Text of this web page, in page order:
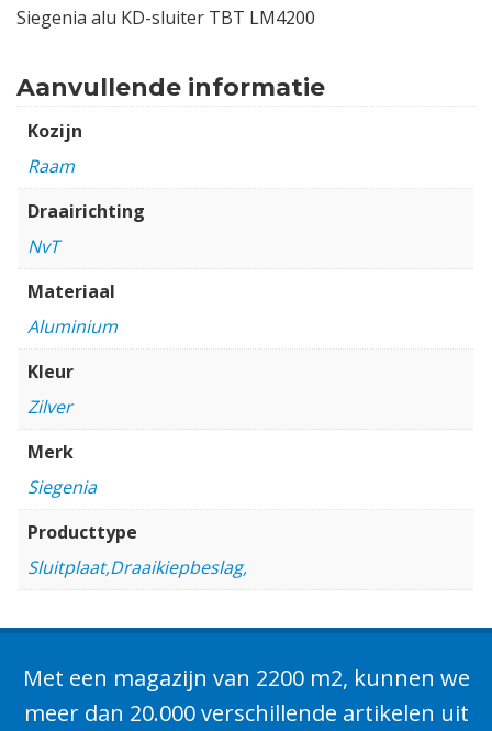
Siegenia alu KD-sluiter TBT LM4200
Aanvullende informatie
Kozijn
Raam
Draairichting
NvT
Materiaal
Aluminium
Kleur
Zilver
Merk
Siegenia
Producttype
Sluitplaat,Draaikiepbeslag,
Met een magazijn van 2200 m2, kunnen we
meer dan 20.000 verschillende artikelen uit